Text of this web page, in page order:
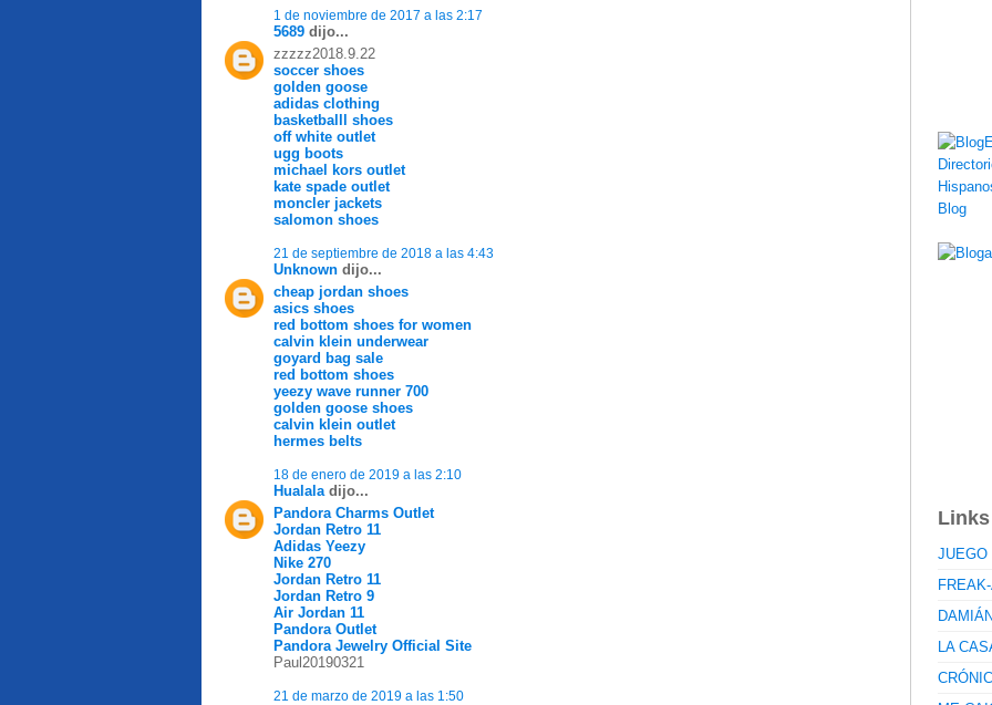
1 de noviembre de 2017 a las 2:17
5689 dijo...
zzzzz2018.9.22
soccer shoes
golden goose
adidas clothing
basketballl shoes
off white outlet
ugg boots
michael kors outlet
kate spade outlet
moncler jackets
salomon shoes
21 de septiembre de 2018 a las 4:43
Unknown dijo...
cheap jordan shoes
asics shoes
red bottom shoes for women
calvin klein underwear
goyard bag sale
red bottom shoes
yeezy wave runner 700
golden goose shoes
calvin klein outlet
hermes belts
18 de enero de 2019 a las 2:10
Hualaladijo...
Pandora Charms Outlet
Jordan Retro 11
Adidas Yeezy
Nike 270
Jordan Retro 11
Jordan Retro 9
Air Jordan 11
Pandora Outlet
Pandora Jewelry Official Site
Paul20190321
21 de marzo de 2019 a las 1:50
Links
JUEGO
LA